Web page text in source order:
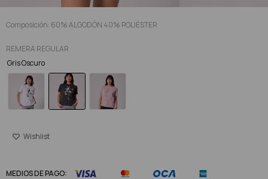
Composición: 60% ALGODÓN 40% POLIÉSTER
REMERA REGULAR
Gris Oscuro
MEDIOS DE PAGO: